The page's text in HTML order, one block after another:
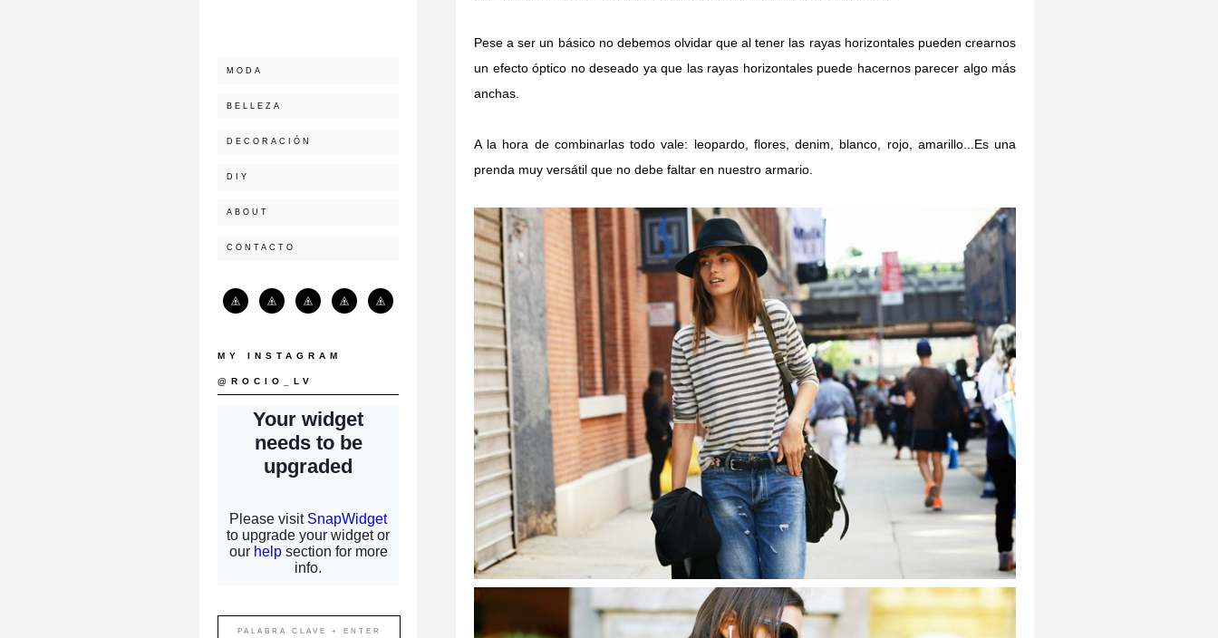
Pese a ser un básico no debemos olvidar que al tener las rayas horizontales pueden crearnos
un efecto óptico no deseado ya que las rayas horizontales puede hacernos parecer algo más
anchas.
A la hora de combinarlas todo vale: leopardo, flores, denim, blanco, rojo, amarillo...Es una
prenda muy versátil que no debe faltar en nuestro armario.
MODA
BELLEZA
DECORACIÓN
DIY
ABOUT
CONTACTO
MY INSTAGRAM
@ROCIO_LV